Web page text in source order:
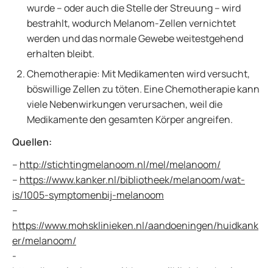
wurde – oder auch die Stelle der Streuung – wird
bestrahlt, wodurch Melanom-Zellen vernichtet
werden und das normale Gewebe weitestgehend
erhalten bleibt.
Chemotherapie: Mit Medikamenten wird versucht,
böswillige Zellen zu töten. Eine Chemotherapie kann
viele Nebenwirkungen verursachen, weil die
Medikamente den gesamten Körper angreifen.
Quellen:
– http://stichtingmelanoom.nl/mel/melanoom/
– https://www.kanker.nl/bibliotheek/melanoom/wat-
is/1005-symptomenbij-melanoom
–
https://www.mohsklinieken.nl/aandoeningen/huidkank
er/melanoom/
-